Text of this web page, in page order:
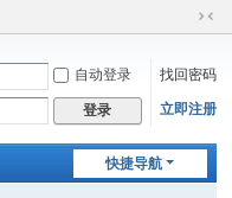
切
到
窄
版
自动登录 找回密码
登录 立即注册
快捷导航